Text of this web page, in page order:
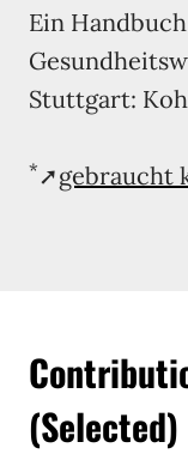
Ein
Stuttgart:
*➚gebraucht
(Selected)